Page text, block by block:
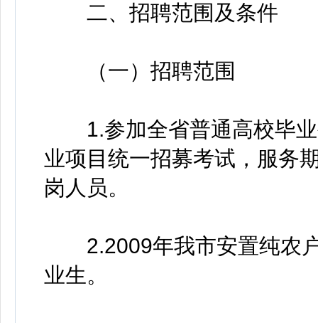
二、招聘范围及条件
（一）招聘范围
1.参加全省普通高校毕业
业项目统一招募考试，服务
岗人员。
2.2009年我市安置纯农户
业生。